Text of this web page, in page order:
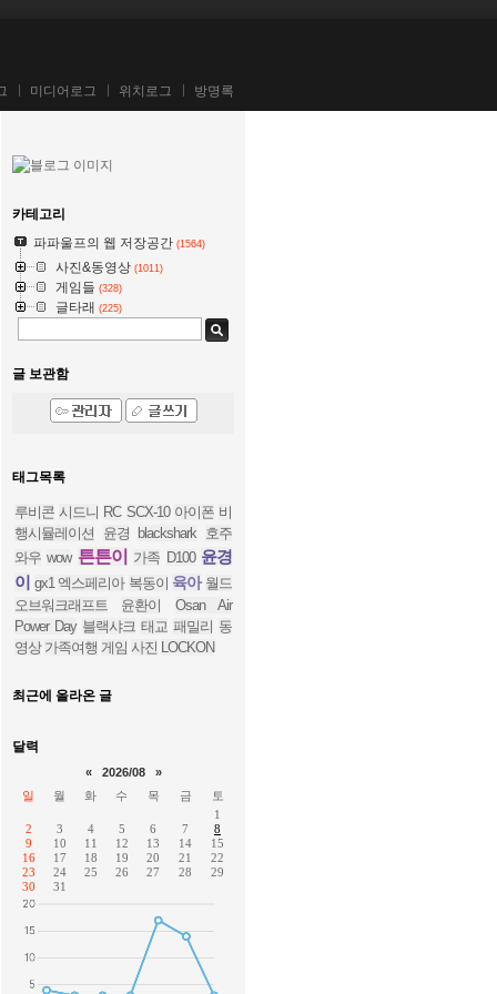
미디어로그 위치로그 방명록
카테고리
파파울프의 웹 저장공간 (1564)
사진&동영상 (1011)
게임들 (328)
글타래 (225)
글 보관함
태그목록
루비콘 시드니 RC SCX-10 아이폰 비
행시뮬레이션
윤경 blackshark 호주
와우 wow 튼튼이 가족 D100 윤경
이 gx1 엑스페리아 복동이 육아 월드
오브워크래프트
윤환이
Osan Air
Power Day 블랙샤크 태교 패밀리 동
영상 가족여행 게임 사진 LOCKON
최근에 올라온 글
달력
« 2026/08
»
일
월 화 수 목 금
토
1
2
3 4 5 6 7
8
9
10 11 12 13 14
15
16
17 18 19 20 21
22
23
24 25 26 27 28
29
30
31